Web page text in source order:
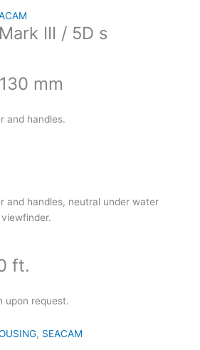
III / 5D s
mm
and handles.
and handles, neutral under water
ft.
upon request.
, SEACAM